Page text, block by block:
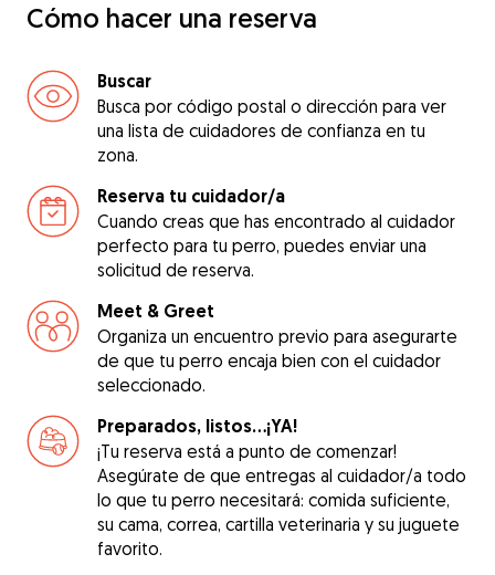
Cómo hacer una reserva
Buscar
Busca por código postal o dirección para ver
una lista de cuidadores de confianza en tu
zona.
Reserva tu cuidador/a
Cuando creas que has encontrado al cuidador
perfecto para tu perro, puedes enviar una
solicitud de reserva.
Meet & Greet
Organiza un encuentro previo para asegurarte
de que tu perro encaja bien con el cuidador
seleccionado.
Preparados, listos...¡YA!
¡Tu reserva está a punto de comenzar!
Asegúrate de que entregas al cuidador/a todo
lo que tu perro necesitará: comida suficiente,
su cama, correa, cartilla veterinaria y su juguete
favorito.